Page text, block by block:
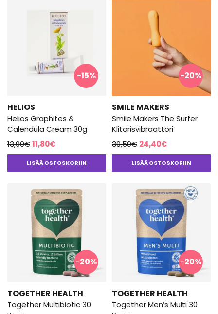
-15%
HELIOS
Helios Graphites &
Calendula Cream 30g
13,90€Alkuperäinen
hinta
oli:
11,80€Nykyinen
hinta
on:
LISÄÄ OSTOSKORIIN
-20%
SMILE MAKERS
Smile Makers The Surfer
Klitorisvibraattori
30,50€ Alkuperäinen
hinta
oli:
24,40€Nykyinen
hinta
on:
LISÄÄ OSTOSKORIIN
-20%
TOGETHER HEALTH
Together Multibiotic 30
-20%
TOGETHER HEALTH
Together Men’s Multi 30